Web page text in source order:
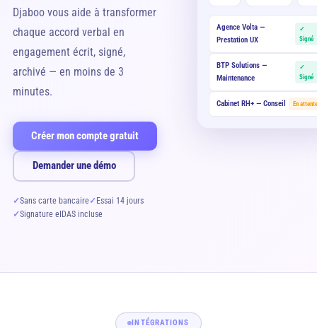
Djaboo vous aide à transformer
chaque accord verbal en
engagement écrit, signé,
archivé — en moins de 3
minutes.
Créer mon compte gratuit
Demander une démo
✓Sans carte bancaire✓Essai 14 jours
✓Signature eIDAS incluse
Agence Volta —
Prestation UX
✓
Signé
BTP Solutions —
Maintenance
✓
Signé
Cabinet RH+ — Conseil En attente
INTÉGRATIONS